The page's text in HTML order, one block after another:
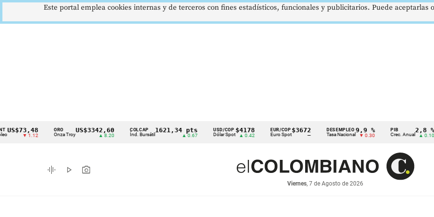
Cintillo
indicadores
económicos
▼ 1.12
ORO
Onza Troy
US$3342,60 COLCAP
Índ. Bursátil
1621,34 pts USD/COP
Dólar Spot
$4178
▲ 0.42
EUR/COP
Euro Spot
$3672
—
DESEMPLEO
Tasa Nacional
9,9 %
▼ 0.30
PIB
Crec. Anual
2,8 %
▲ 0.10
graphic_eq play_arrow photo_camera
Viernes, 7 de Agosto de 2026
Este portal emplea cookies internas y de terceros con fines estadísticos, funcionales y publicitarios. Puede aceptarlas